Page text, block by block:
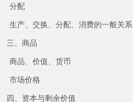
分配
生产、交换、分配、消费的一般关系
三、商品
商品、价值、货币
市场价格
四、资本与剩余价值